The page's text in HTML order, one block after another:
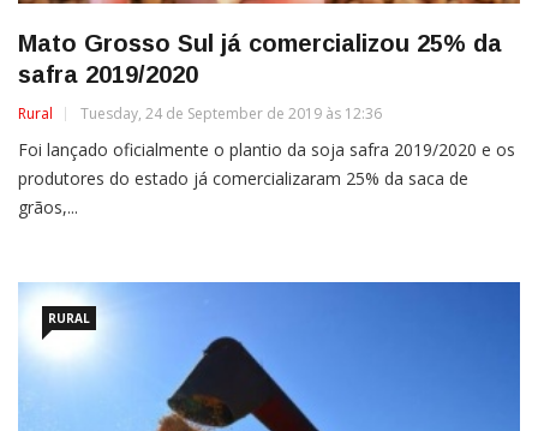
Mato Grosso Sul já comercializou 25% da
safra 2019/2020
Rural Tuesday, 24 de September de 2019 às 12:36
Foi lançado oficialmente o plantio da soja safra 2019/2020 e os
produtores do estado já comercializaram 25% da saca de
grãos,...
RURAL